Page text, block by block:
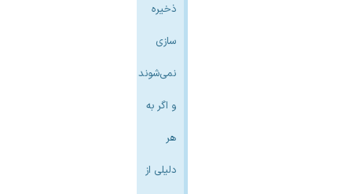
ذخیره
سازی
نمی‌شوند
و اگر به
هر
دلیلی از